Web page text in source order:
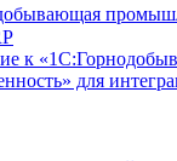
к
для